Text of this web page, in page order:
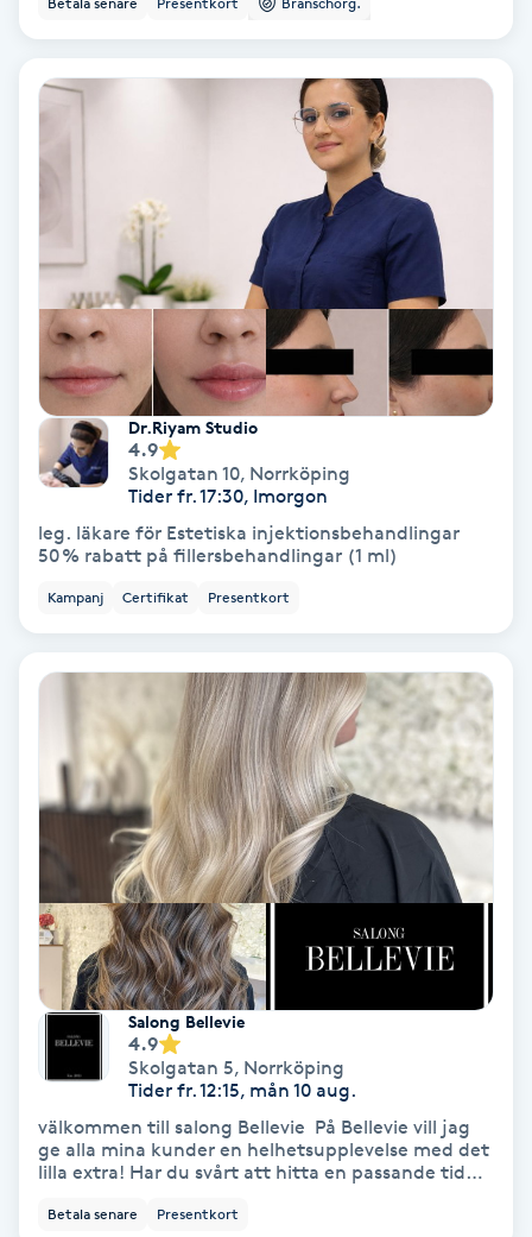
Babylights
Bambumassage
Barber
Barnklippning
BIAB
Brynfärgning
Brynplockning
Bröllopsuppsättning
Celluliter
Coachning
Color correction
Cryoterapi
Dr.Riyam Studio
4.9
Skolgatan 10, Norrköping
Tider fr. 17:30, Imorgon
leg. läkare för Estetiska injektionsbehandlingar
50 % rabatt på fillersbehandlingar (1 ml)
Kampanj Certifikat Presentkort
Salong Bellevie
4.9
Skolgatan 5, Norrköping
Tider fr. 12:15, mån 10 aug.
välkommen till salong Bellevie På Bellevie vill jag
ge alla mina kunder en helhetsupplevelse med det
lilla extra! Har du svårt att hitta en passande tid
Ring/smsa: 0707154623 AVBOKNINGSREGLER
Betala senare Presentkort